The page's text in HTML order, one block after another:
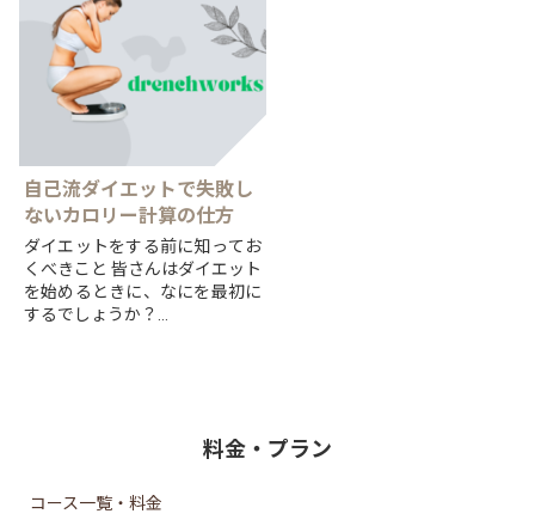
そんな...
自己流ダイエットで失敗し
ないカロリー計算の仕方
ダイエットをする前に知ってお
くべきこと 皆さんはダイエット
を始めるときに、なにを最初に
するでしょうか？
料金・プラン
コース一覧・料金